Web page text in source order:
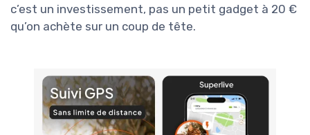
c’est un investissement, pas un petit gadget à 20 €
qu’on achète sur un coup de tête.